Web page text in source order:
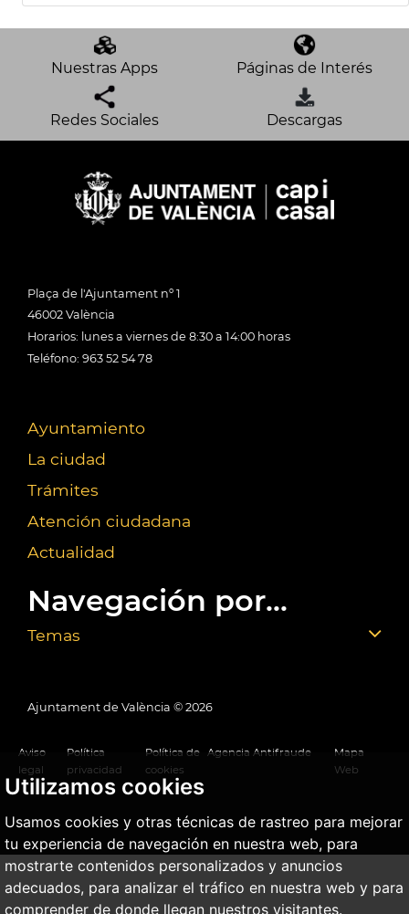
Utilizamos cookies
Usamos cookies y otras técnicas de rastreo para mejorar
tu experiencia de navegación en nuestra web, para
mostrarte contenidos personalizados y anuncios
adecuados, para analizar el tráfico en nuestra web y para
comprender de donde llegan nuestros visitantes.
Nuestras Apps Páginas de Interés
Redes Sociales Descargas
Plaça de l'Ajuntament nº 1
46002 València
Horarios: lunes a viernes de 8:30 a 14:00 horas
Teléfono: 963 52 54 78
Ayuntamiento
La ciudad
Trámites
Atención ciudadana
Actualidad
Navegación por...
Temas
Ajuntament de València © 2026
Aviso
legal
Política
privacidad
Política de
cookies
Agencia Antifraude
Mapa
Web